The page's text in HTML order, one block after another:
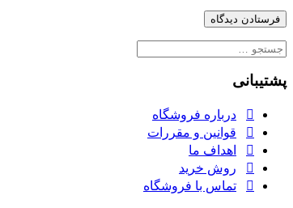
جستجو
پشتیبانی
درباره فروشگاه
قوانین و مقررات
اهداف ما
روش خرید
تماس با فروشگاه